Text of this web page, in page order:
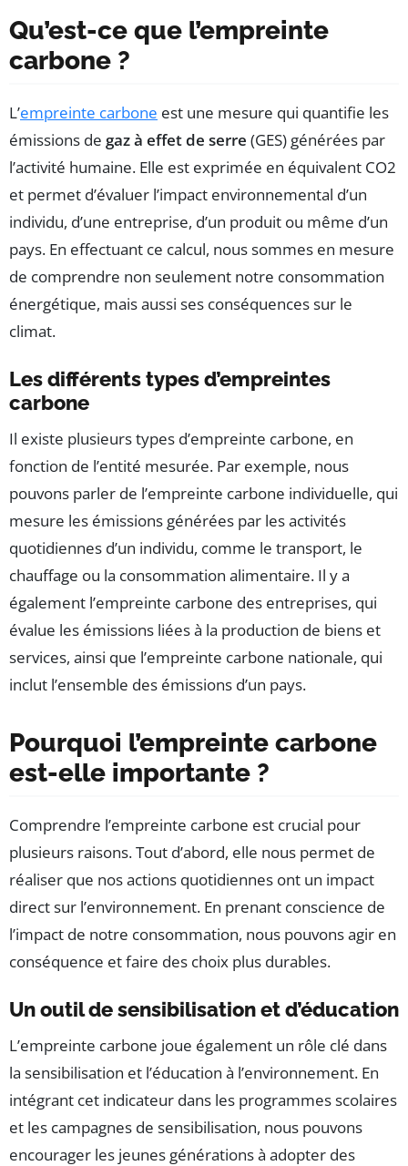
Qu’est-ce que l’empreinte
carbone ?
L’empreinte carbone est une mesure qui quantifie les
émissions de gaz à effet de serre (GES) générées par
l’activité humaine. Elle est exprimée en équivalent CO2
et permet d’évaluer l’impact environnemental d’un
individu, d’une entreprise, d’un produit ou même d’un
pays. En effectuant ce calcul, nous sommes en mesure
de comprendre non seulement notre consommation
énergétique, mais aussi ses conséquences sur le
climat.
Les différents types d’empreintes
carbone
Il existe plusieurs types d’empreinte carbone, en
fonction de l’entité mesurée. Par exemple, nous
pouvons parler de l’empreinte carbone individuelle, qui
mesure les émissions générées par les activités
quotidiennes d’un individu, comme le transport, le
chauffage ou la consommation alimentaire. Il y a
également l’empreinte carbone des entreprises, qui
évalue les émissions liées à la production de biens et
services, ainsi que l’empreinte carbone nationale, qui
inclut l’ensemble des émissions d’un pays.
Pourquoi l’empreinte carbone
est-elle importante ?
Comprendre l’empreinte carbone est crucial pour
plusieurs raisons. Tout d’abord, elle nous permet de
réaliser que nos actions quotidiennes ont un impact
direct sur l’environnement. En prenant conscience de
l’impact de notre consommation, nous pouvons agir en
conséquence et faire des choix plus durables.
Un outil de sensibilisation et d’éducation
L’empreinte carbone joue également un rôle clé dans
la sensibilisation et l’éducation à l’environnement. En
intégrant cet indicateur dans les programmes scolaires
et les campagnes de sensibilisation, nous pouvons
encourager les jeunes générations à adopter des